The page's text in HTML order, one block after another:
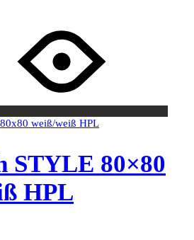
STYLE 80×80
HPL